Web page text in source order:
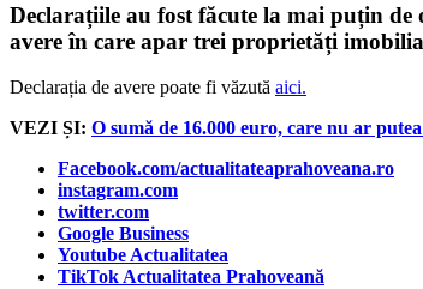
Declarațiile au fost făcute la mai puțin
avere în care apar trei proprietăți
Declarația de avere poate fi văzută aici.
VEZI ȘI: O sumă de 16.000 euro, care nu ar
Facebook.com/actualitateaprahoveana.ro
instagram.com
twitter.com
Google Business
Youtube Actualitatea
TikTok Actualitatea Prahoveană